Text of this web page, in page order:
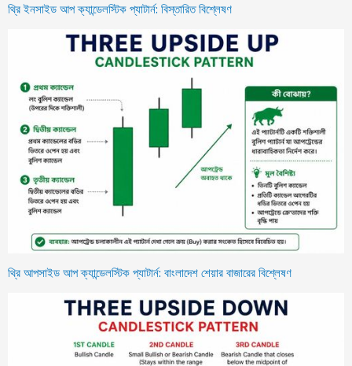
থ্রি ইনসাইড আপ ক্যান্ডেলস্টিক প্যাটার্ন: বিস্তারিত বিশ্লেষণ
থ্রি আপসাইড আপ ক্যান্ডেলস্টিক প্যাটার্ন: বাংলাদেশ শেয়ার বাজারের বিশ্লেষণ